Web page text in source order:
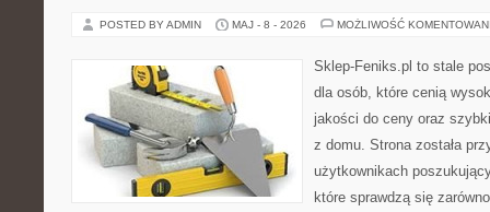
POSTED BY ADMIN MAJ - 8 - 2026 MOŻLIWOŚĆ
Sklep-Feniks.pl to stale
dla osób, które cenią
jakości do ceny oraz
z domu. Strona została
użytkownikach
które sprawdzą się